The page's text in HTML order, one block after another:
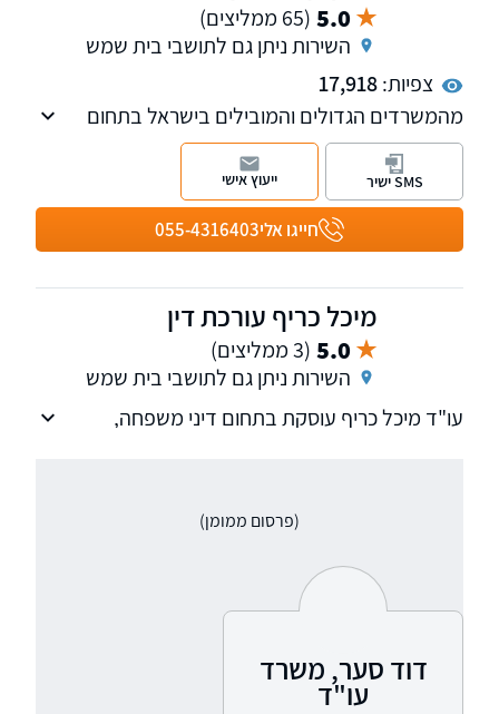
5.0 (65 ממליצים)
השירות ניתן גם לתושבי בית שמש
צפיות:17,918
מהמשרדים הגדולים והמובילים בישראל בתחום
נזקי הגוף, ביטוח לאומי, פטור ממס, רשלנות
רפואית, נכי צה"ל ותאונות דרכים.
למשרד סניפים בפריסה ארצית, ובהם סניפים
בבאר שבע, אשדוד, רחובות, אילת, ירושלים,
תל-אביב, פתח תקווה, ראש פינה, טבריה, עפולה
חייגו אלי055-4316403
SMS ישיר ייעוץ אישי
מיכל כריף עורכת דין
5.0 (3 ממליצים)
השירות ניתן גם לתושבי בית שמש
עו"ד מיכל כריף עוסקת בתחום דיני משפחה,
(פרסום ממומן)
דוד סער, משרד
עו"ד